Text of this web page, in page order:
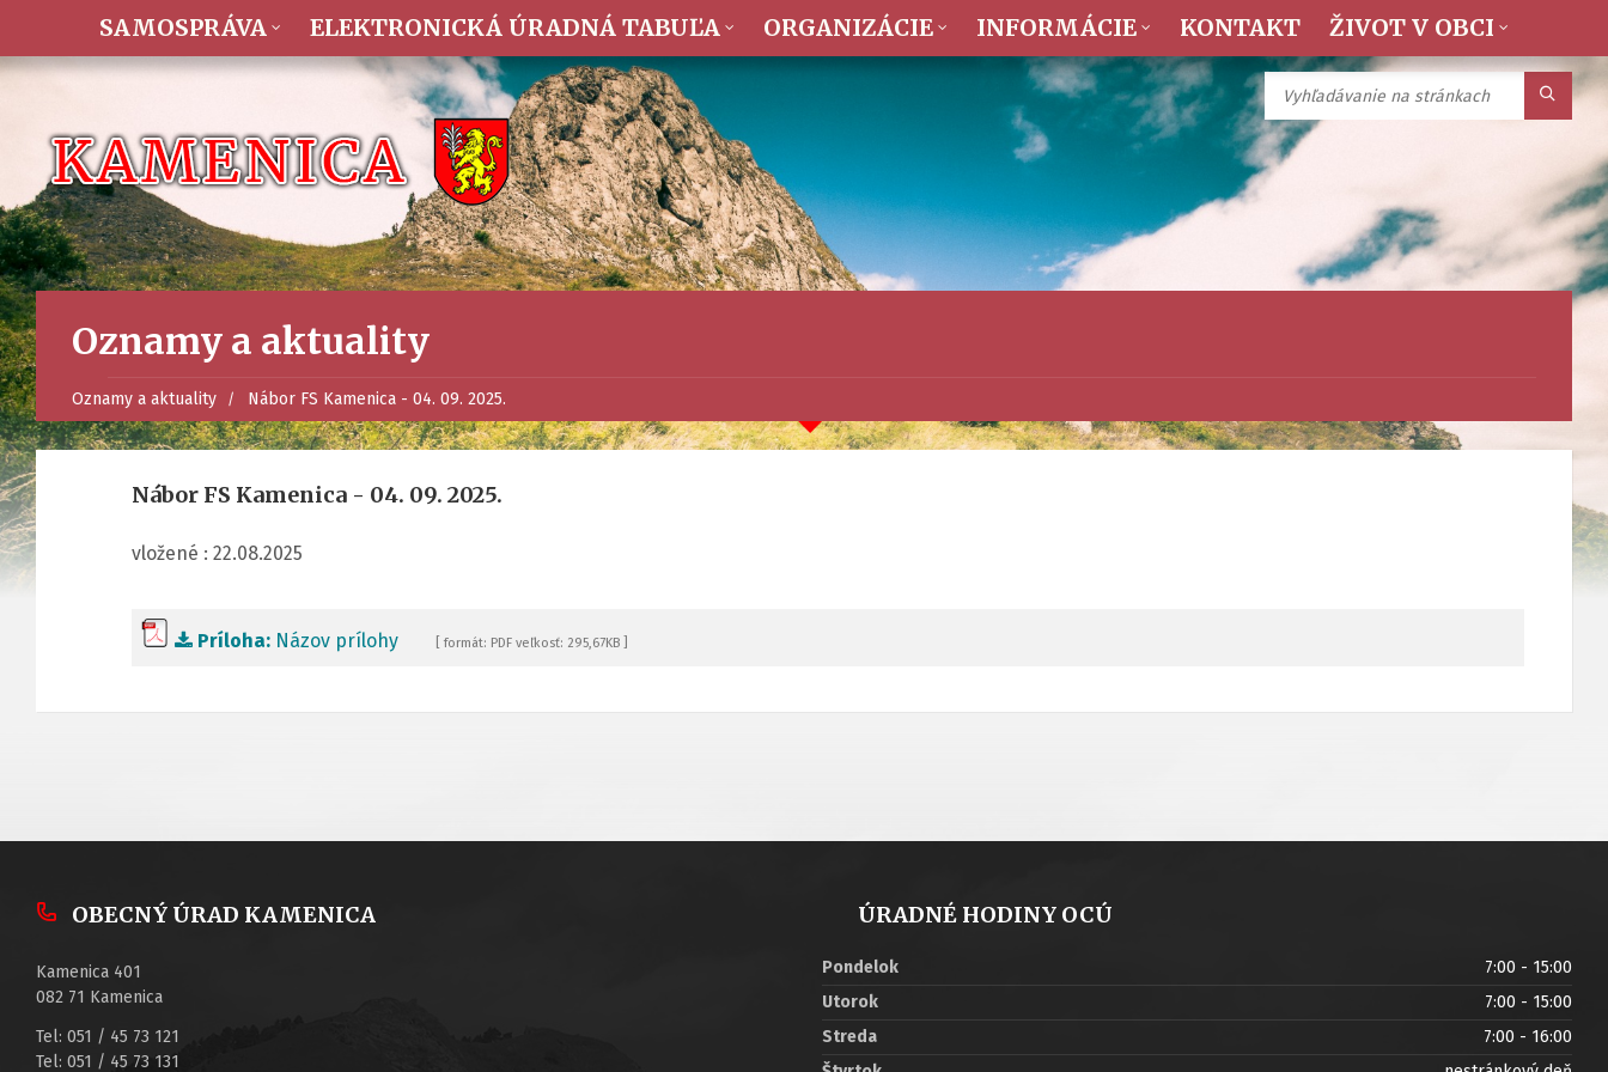
SAMOSPRÁVA ELEKTRONICKÁ ÚRADNÁ TABUĽA ORGANIZÁCIE INFORMÁCIE KONTAKT ŽIVOT V OBCI
Oznamy a aktuality
Oznamy a aktuality Nábor FS Kamenica - 04. 09. 2025.
Nábor FS Kamenica - 04. 09. 2025.
vložené : 22.08.2025
Príloha: Názov prílohy [ formát: PDF veľkosť: 295,67KB ]
OBECNÝ ÚRAD KAMENICA
Kamenica 401
082 71 Kamenica
Tel: 051 / 45 73 121
Tel: 051 / 45 73 131
ÚRADNÉ HODINY OCÚ
Pondelok
7:00 - 15:00
Utorok
7:00 - 15:00
Streda
7:00 - 16:00